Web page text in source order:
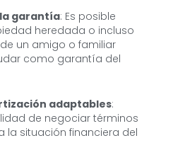
garantía: Es posible
heredada o incluso
un amigo o familiar
como garantía del
adaptables:
de negociar términos
la situación financiera del